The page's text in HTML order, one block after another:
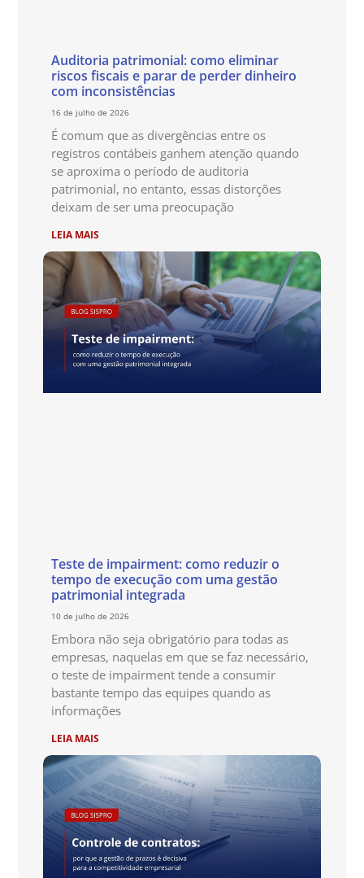
Auditoria patrimonial: como eliminar
riscos fiscais e parar de perder dinheiro
com inconsistências
16 de julho de 2026
É comum que as divergências entre os
registros contábeis ganhem atenção quando
se aproxima o período de auditoria
patrimonial, no entanto, essas distorções
deixam de ser uma preocupação
LEIA MAIS
Teste de impairment: como reduzir o
tempo de execução com uma gestão
patrimonial integrada
10 de julho de 2026
Embora não seja obrigatório para todas as
empresas, naquelas em que se faz necessário,
o teste de impairment tende a consumir
bastante tempo das equipes quando as
informações
LEIA MAIS